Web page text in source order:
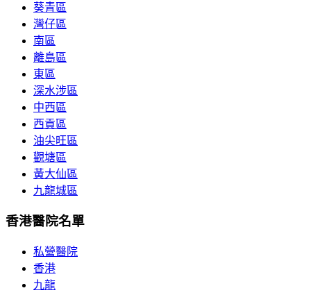
葵青區
灣仔區
南區
離島區
東區
深水涉區
中西區
西貢區
油尖旺區
觀塘區
黃大仙區
九龍城區
香港醫院名單
私營醫院
香港
九龍